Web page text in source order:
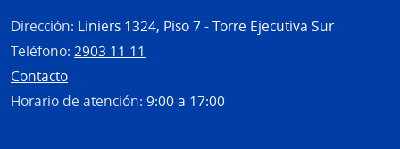
Dirección: Liniers 1324, Piso 7 - Torre Ejecutiva Sur
Teléfono: 2903 11 11
Contacto
Horario de atención: 9:00 a 17:00